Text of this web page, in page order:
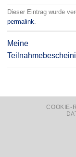
Dieser Eintrag wurde
permalink.
Meine
COOKIE-